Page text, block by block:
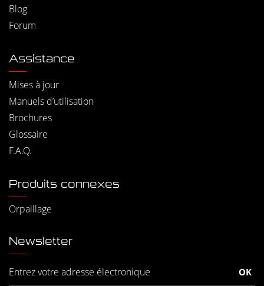
Blog
Forum
Assistance
Mises à jour
Manuels d’utilisation
Brochures
Glossaire
F.A.Q.
Produits connexes
Orpaillage
Newsletter